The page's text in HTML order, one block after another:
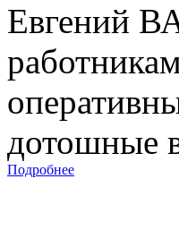
Евгений
дотошные
Подробнее